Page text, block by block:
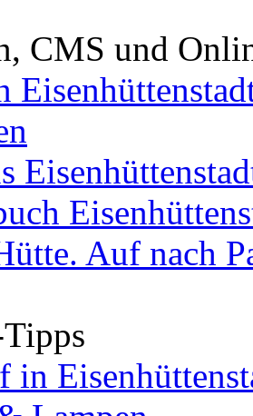
CMS und
Auf nach
in